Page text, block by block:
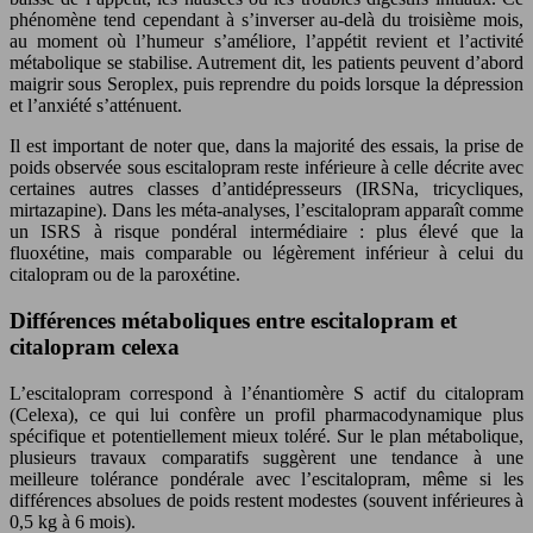
phénomène tend cependant à s’inverser au-delà du troisième mois,
au moment où l’humeur s’améliore, l’appétit revient et l’activité
métabolique se stabilise. Autrement dit, les patients peuvent d’abord
maigrir sous Seroplex, puis reprendre du poids lorsque la dépression
et l’anxiété s’atténuent.
Il est important de noter que, dans la majorité des essais, la prise de
poids observée sous escitalopram reste inférieure à celle décrite avec
certaines autres classes d’antidépresseurs (IRSNa, tricycliques,
mirtazapine). Dans les méta-analyses, l’escitalopram apparaît comme
un ISRS à risque pondéral intermédiaire : plus élevé que la
fluoxétine, mais comparable ou légèrement inférieur à celui du
citalopram ou de la paroxétine.
Différences métaboliques entre escitalopram et
citalopram celexa
L’escitalopram correspond à l’énantiomère S actif du citalopram
(Celexa), ce qui lui confère un profil pharmacodynamique plus
spécifique et potentiellement mieux toléré. Sur le plan métabolique,
plusieurs travaux comparatifs suggèrent une tendance à une
meilleure tolérance pondérale avec l’escitalopram, même si les
différences absolues de poids restent modestes (souvent inférieures à
0,5 kg à 6 mois).